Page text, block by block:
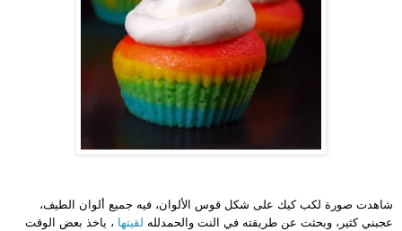
شاهدت صورة لكب كيك على شكل قوس الألوان، فيه جميع ألوان الطيف،
عجبني كثير، وبحثت عن طريقته في النت والحمدلله لقيتها ، ياخذ بعض الوقت